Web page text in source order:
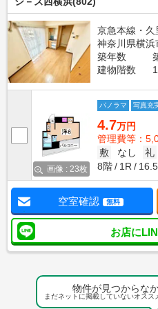
京急本線・
神奈川県横浜
築年数
建物階数
画像 : 23枚
パノラマ 写真充
4.7万円
管理費等：
敷
なし 礼
8階
1R
空室確認 無料
お店に
物件が見つからな
まだネットに掲載していないオス